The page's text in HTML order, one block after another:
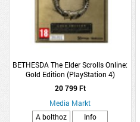
BETHESDA The Elder Scrolls Online:
Gold Edition (PlayStation 4)
20 799 Ft
Media Markt
A bolthoz
Info